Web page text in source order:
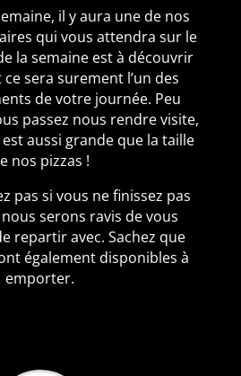
il y aura une de nos
qui vous attendra sur le
la semaine est à découvrir
sera surement l’un des
de votre journée. Peu
passez nous rendre visite,
aussi grande que la taille
nos pizzas !
pas si vous ne finissez pas
serons ravis de vous
repartir avec. Sachez que
également disponibles à
emporter.